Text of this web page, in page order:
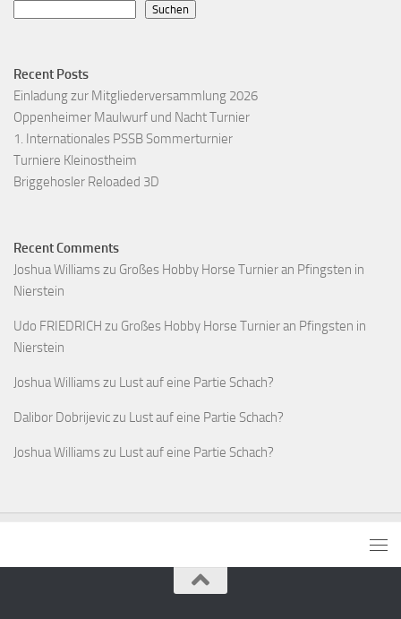
Suchen
Recent Posts
Einladung zur Mitgliederversammlung 2026
Oppenheimer Maulwurf und Nacht Turnier
1. Internationales PSSB Sommerturnier
Turniere Kleinostheim
Briggehosler Reloaded 3D
Recent Comments
Joshua Williamszu Großes Hobby Horse Turnier an Pfingsten in
Nierstein
Udo FRIEDRICH zu Großes Hobby Horse Turnier an Pfingsten in
Nierstein
Joshua Williamszu Lust auf eine Partie Schach?
Dalibor Dobrijeviczu Lust auf eine Partie Schach?
Joshua Williamszu Lust auf eine Partie Schach?